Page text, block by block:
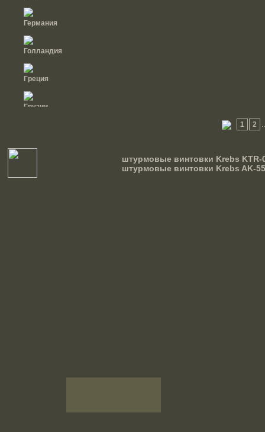
Германия
Голландия
Греция
Грузии
1 2
штурмовые винтовки Krebs KTR-
штурмовые винтовки Krebs AK-